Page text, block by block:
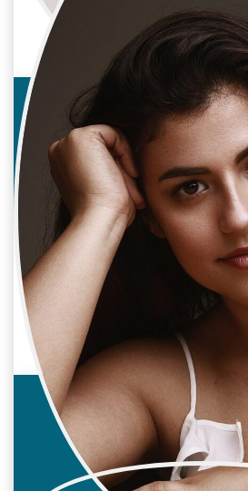
Cine / Reparto
Actriz
Leyre Juan
Cine / Reparto
Actriz